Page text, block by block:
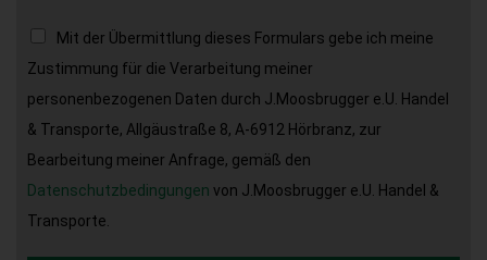
Mit der Übermittlung dieses Formulars gebe ich meine
Zustimmung für die Verarbeitung meiner
personenbezogenen Daten durch J.Moosbrugger e.U. Handel
& Transporte, Allgäustraße 8, A-6912 Hörbranz, zur
Bearbeitung meiner Anfrage, gemäß den
Datenschutzbedingungen von J.Moosbrugger e.U. Handel &
Transporte.